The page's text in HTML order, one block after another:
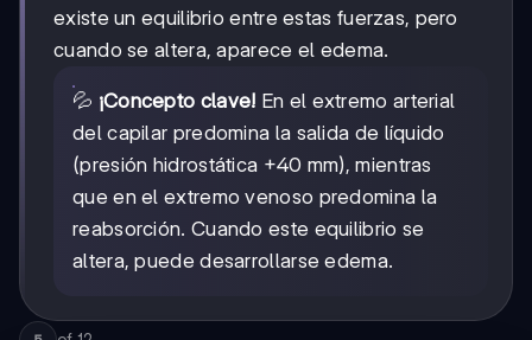
existe un equilibrio entre estas fuerzas, pero
cuando se altera, aparece el edema.
💦 ¡Concepto clave! En el extremo arterial
del capilar predomina la salida de líquido
(presión hidrostática +40 mm), mientras
que en el extremo venoso predomina la
reabsorción. Cuando este equilibrio se
altera, puede desarrollarse edema.